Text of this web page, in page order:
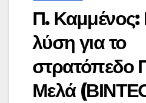
Π.
λύση για το
στρατόπεδο
Μελά